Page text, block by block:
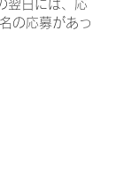
翌日には、応
の応募があっ